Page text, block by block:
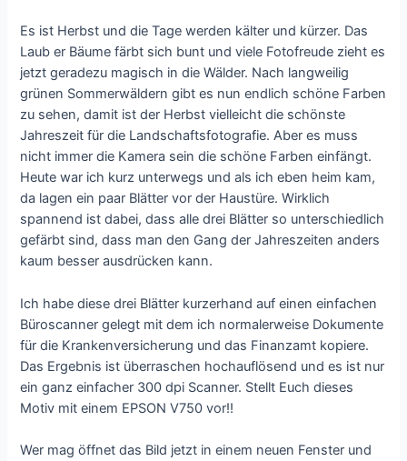
Es ist Herbst und die Tage werden kälter und kürzer. Das
Laub er Bäume färbt sich bunt und viele Fotofreude zieht es
jetzt geradezu magisch in die Wälder. Nach langweilig
grünen Sommerwäldern gibt es nun endlich schöne Farben
zu sehen, damit ist der Herbst vielleicht die schönste
Jahreszeit für die Landschaftsfotografie. Aber es muss
nicht immer die Kamera sein die schöne Farben einfängt.
Heute war ich kurz unterwegs und als ich eben heim kam,
da lagen ein paar Blätter vor der Haustüre. Wirklich
spannend ist dabei, dass alle drei Blätter so unterschiedlich
gefärbt sind, dass man den Gang der Jahreszeiten anders
kaum besser ausdrücken kann.
Ich habe diese drei Blätter kurzerhand auf einen einfachen
Büroscanner gelegt mit dem ich normalerweise Dokumente
für die Krankenversicherung und das Finanzamt kopiere.
Das Ergebnis ist überraschen hochauflösend und es ist nur
ein ganz einfacher 300 dpi Scanner. Stellt Euch dieses
Motiv mit einem EPSON V750 vor!!
Wer mag öffnet das Bild jetzt in einem neuen Fenster und